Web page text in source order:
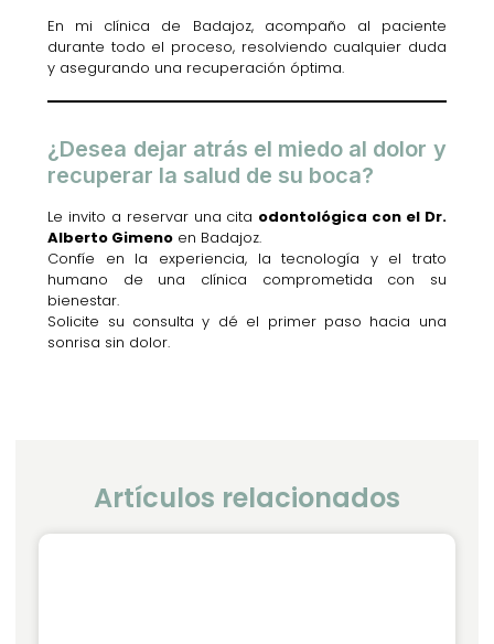
En mi clínica de Badajoz, acompaño al paciente
durante todo el proceso, resolviendo cualquier duda
y asegurando una recuperación óptima.
¿Desea dejar atrás el miedo al dolor y
recuperar la salud de su boca?
Le invito a reservar una cita odontológica con el Dr.
Alberto Gimeno en Badajoz.
Confíe en la experiencia, la tecnología y el trato
humano de una clínica comprometida con su
bienestar.
Solicite su consulta y dé el primer paso hacia una
sonrisa sin dolor.
Artículos relacionados